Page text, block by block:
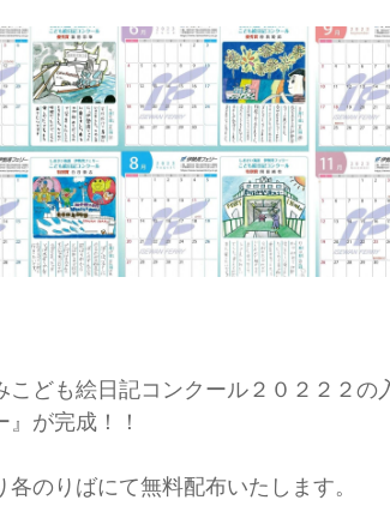
ども絵日記コンクール２０２２２の
が完成！！
のりばにて無料配布いたします。